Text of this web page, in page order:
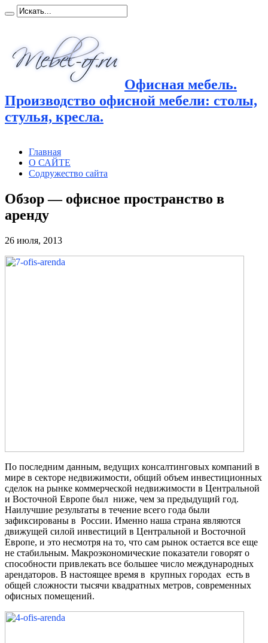
Офисная мебель.
Производство офисной мебели: столы,
стулья, кресла.
Главная
О САЙТЕ
Содружество сайта
Обзор — офисное пространство в
аренду
26 июля, 2013
По последним данным, ведущих консалтинговых компаний в
мире в секторе недвижимости, общий объем инвестиционных
сделок на рынке коммерческой недвижимости в Центральной
и Восточной Европе был ниже, чем за предыдущий год.
Наилучшие результаты в течение всего года были
зафиксированы в России. Именно наша страна являются
движущей силой инвестиций в Центральной и Восточной
Европе, и это несмотря на то, что сам рынок остается все еще
не стабильным. Макроэкономические показатели говорят о
способности привлекать все большее число международных
арендаторов. В настоящее время в крупных городах есть в
общей сложности тысячи квадратных метров, современных
офисных помещений.